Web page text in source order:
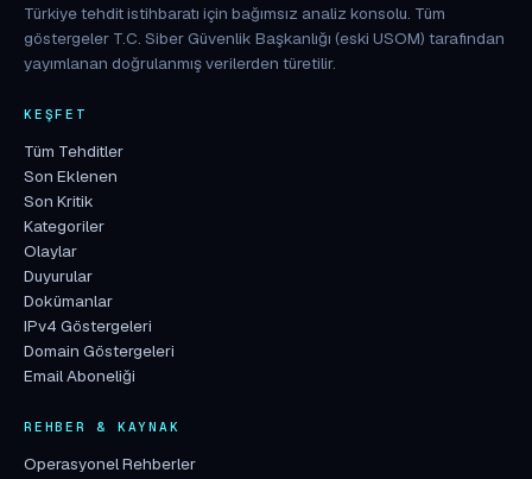
Türkiye tehdit istihbaratı için bağımsız analiz konsolu. Tüm
göstergeler T.C. Siber Güvenlik Başkanlığı (eski USOM) tarafından
yayımlanan doğrulanmış verilerden türetilir.
KEŞFET
Tüm Tehditler
Son Eklenen
Son Kritik
Kategoriler
Olaylar
Duyurular
Dokümanlar
IPv4 Göstergeleri
Domain Göstergeleri
Email Aboneliği
REHBER & KAYNAK
Operasyonel Rehberler